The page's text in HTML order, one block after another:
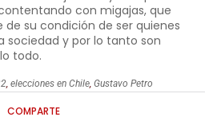
con migajas, que
su condición de ser quienes
sociedad y por lo tanto son
todo.
,elecciones en Chile ,Gustavo Petro
COMPARTE